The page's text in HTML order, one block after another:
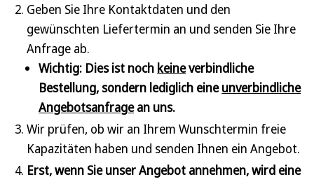
Geben Sie Ihre Kontaktdaten und den
gewünschten Liefertermin an und senden Sie Ihre
Anfrage ab.
Wichtig: Dies ist noch keineverbindliche
Bestellung, sondern lediglich eineunverbindliche
Angebotsanfragean uns.
Wir prüfen, ob wir an Ihrem Wunschtermin freie
Kapazitäten haben und senden Ihnen ein Angebot.
Erst, wenn Sie unser Angebot annehmen, wird eine